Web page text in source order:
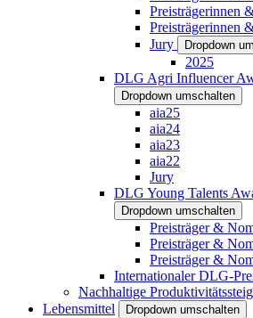
Preisträgerinnen
Preisträgerinnen
Jury
Dropdown
2025
DLG Agri Influencer
Dropdown umschalten
aia25
aia24
aia23
aia22
Jury
DLG Young Talents
Dropdown umschalten
Preisträger &
Preisträger &
Preisträger &
Internationaler DLG-
Nachhaltige
Lebensmittel
Dropdown umschalten